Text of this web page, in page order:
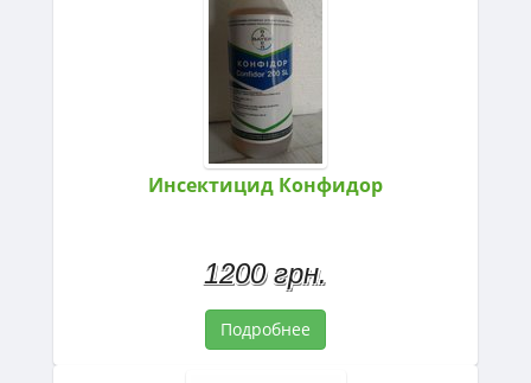
Инсектицид Конфидор
1200 грн.
Подробнее